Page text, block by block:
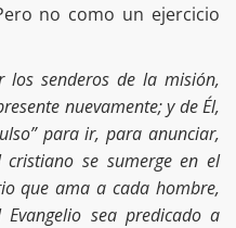
no como un ejercicio
los senderos de la misión,
nuevamente; y de Él,
para ir, para anunciar,
se sumerge en el
que ama a cada hombre,
sea predicado a